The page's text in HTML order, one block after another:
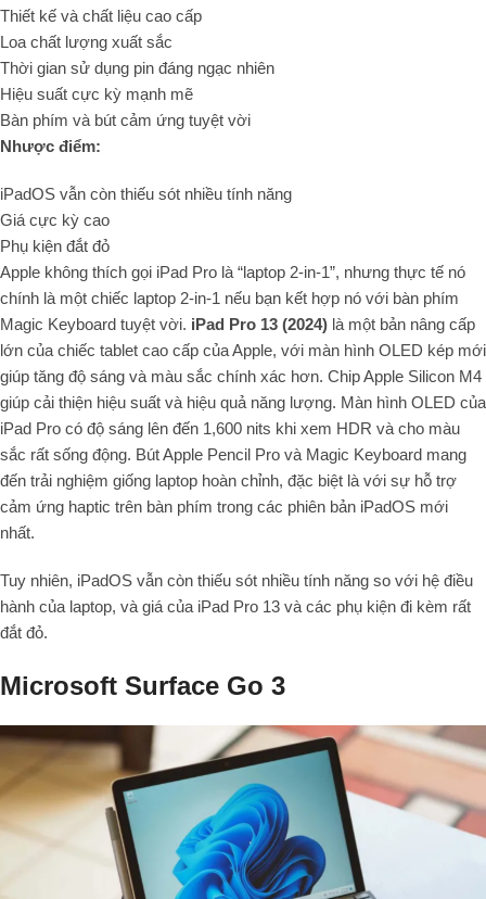
Thiết kế và chất liệu cao cấp
Loa chất lượng xuất sắc
Thời gian sử dụng pin đáng ngạc nhiên
Hiệu suất cực kỳ mạnh mẽ
Bàn phím và bút cảm ứng tuyệt vời
Nhược điểm:
iPadOS vẫn còn thiếu sót nhiều tính năng
Giá cực kỳ cao
Phụ kiện đắt đỏ
Apple không thích gọi iPad Pro là “laptop 2-in-1”, nhưng thực tế nó
chính là một chiếc laptop 2-in-1 nếu bạn kết hợp nó với bàn phím
Magic Keyboard tuyệt vời. iPad Pro 13 (2024) là một bản nâng cấp
lớn của chiếc tablet cao cấp của Apple, với màn hình OLED kép mới
giúp tăng độ sáng và màu sắc chính xác hơn. Chip Apple Silicon M4
giúp cải thiện hiệu suất và hiệu quả năng lượng. Màn hình OLED của
iPad Pro có độ sáng lên đến 1,600 nits khi xem HDR và cho màu
sắc rất sống động. Bút Apple Pencil Pro và Magic Keyboard mang
đến trải nghiệm giống laptop hoàn chỉnh, đặc biệt là với sự hỗ trợ
cảm ứng haptic trên bàn phím trong các phiên bản iPadOS mới
nhất.
Tuy nhiên, iPadOS vẫn còn thiếu sót nhiều tính năng so với hệ điều
hành của laptop, và giá của iPad Pro 13 và các phụ kiện đi kèm rất
đắt đỏ.
Microsoft Surface Go 3